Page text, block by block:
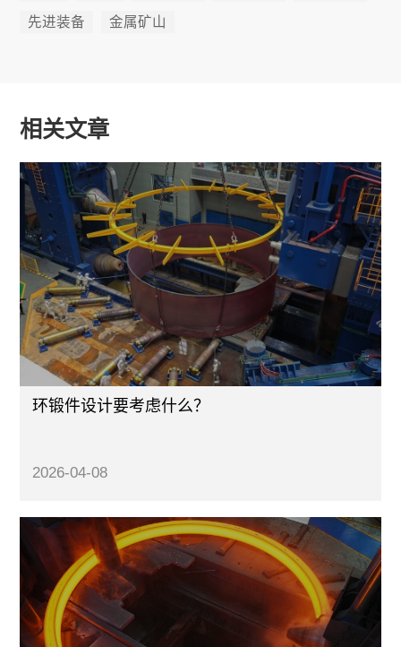
先进装备 金属矿山
相关文章
环锻件设计要考虑什么？
2026-04-08